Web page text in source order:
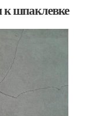
к шпаклевке